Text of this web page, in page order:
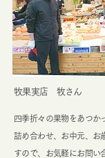
牧果実店 牧さん
四季折々の果物をあつか
詰め合わせ、お中元、お
すので、お気軽にお問い